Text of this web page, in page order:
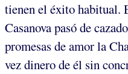
tienen el éxito habitual.
Casanova pasó de
promesas de amor la
vez dinero de él sin